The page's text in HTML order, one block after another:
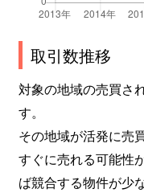
取引数推移
対象の地域の売買さ
す。
その地域が活発に売
すぐに売れる可能性
ば競合する物件が少